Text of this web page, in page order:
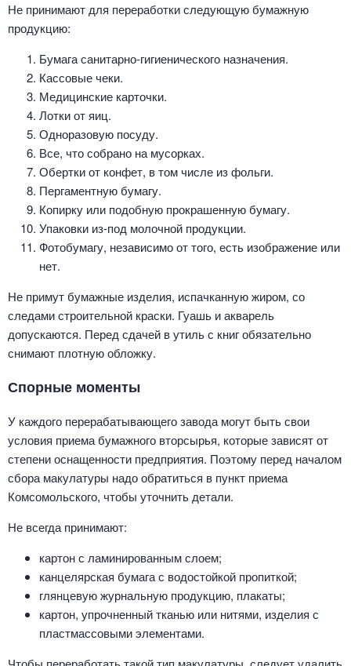
Не принимают для переработки следующую бумажную
продукцию:
Бумага санитарно-гигиенического назначения.
Кассовые чеки.
Медицинские карточки.
Лотки от яиц.
Одноразовую посуду.
Все, что собрано на мусорках.
Обертки от конфет, в том числе из фольги.
Пергаментную бумагу.
Копирку или подобную прокрашенную бумагу.
Упаковки из-под молочной продукции.
Фотобумагу, независимо от того, есть изображение или
нет.
Не примут бумажные изделия, испачканную жиром, со
следами строительной краски. Гуашь и акварель
допускаются. Перед сдачей в утиль с книг обязательно
снимают плотную обложку.
Спорные моменты
У каждого перерабатывающего завода могут быть свои
условия приема бумажного вторсырья, которые зависят от
степени оснащенности предприятия. Поэтому перед началом
сбора макулатуры надо обратиться в пункт приема
Комсомольского, чтобы уточнить детали.
Не всегда принимают:
картон с ламинированным слоем;
канцелярская бумага с водостойкой пропиткой;
глянцевую журнальную продукцию, плакаты;
картон, упрочненный тканью или нитями, изделия с
пластмассовыми элементами.